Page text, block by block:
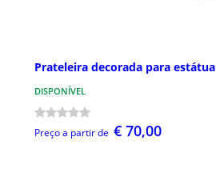
Prateleira decorada para
DISPONÍVEL
Preço a partir de € 70,00